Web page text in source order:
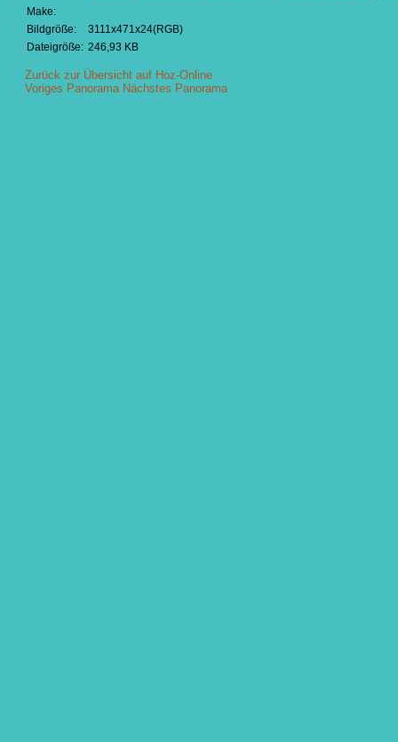
Make:
Bildgröße:
3111x471x24(RGB)
Dateigröße: 246,93 KB
Zurück zur Übersicht auf Hoz-Online
Voriges Panorama Nächstes Panorama